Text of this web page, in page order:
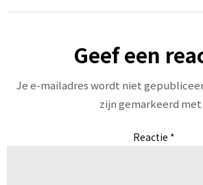
Geef een
Je e-mailadres wordt niet
zijn gemarkeerd met
Reactie *